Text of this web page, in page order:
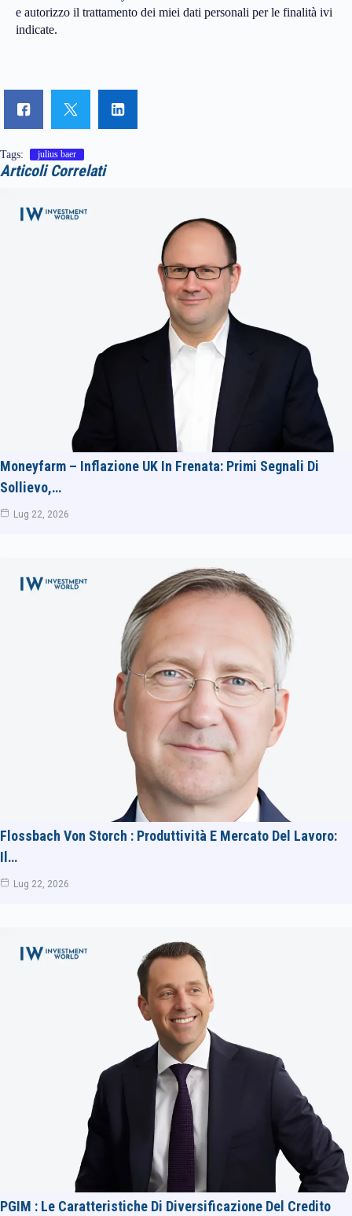
e autorizzo il trattamento dei miei dati personali per le finalità ivi
indicate.
Tags: julius baer
Articoli Correlati
Moneyfarm – Inflazione UK In Frenata: Primi Segnali Di
Sollievo,…
Lug 22, 2026
Flossbach Von Storch : Produttività E Mercato Del Lavoro:
Il…
Lug 22, 2026
PGIM : Le Caratteristiche Di Diversificazione Del Credito